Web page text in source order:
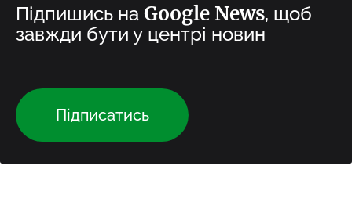
Підпишись на Google News, щоб
завжди бути у центрі новин
Підписатись